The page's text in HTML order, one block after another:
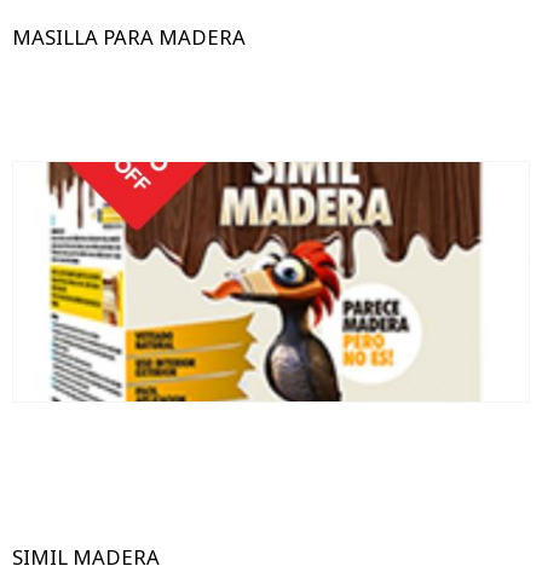
MASILLA PARA MADERA
0,750
1,5
3,9
SIMIL MADERA